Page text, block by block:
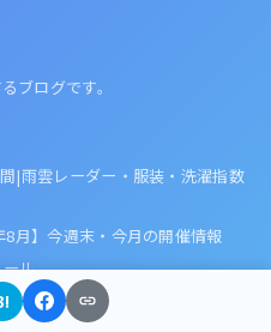
ブログです。
|雨雲レーダー・服装・洗濯指数
月】今週末・今月の開催情報
ル